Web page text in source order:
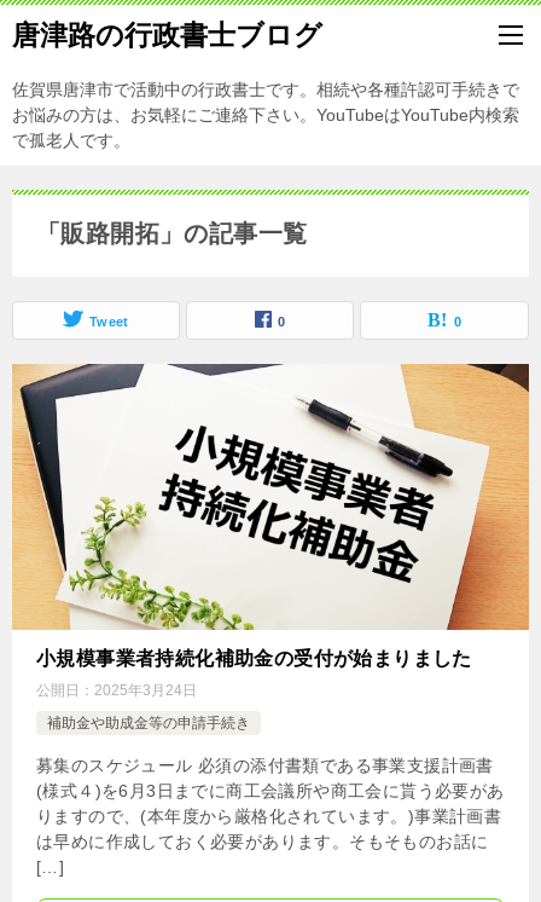
唐津路の行政書士ブログ
佐賀県唐津市で活動中の行政書士です。相続や各種許認可手続きで
お悩みの方は、お気軽にご連絡下さい。YouTubeはYouTube内検索
で孤老人です。
「販路開拓」の記事一覧
Tweet 0 0
小規模事業者持続化補助金の受付が始まりました
公開日： 2025年3月24日
補助金や助成金等の申請手続き
募集のスケジュール 必須の添付書類である事業支援計画書
(様式４)を6月3日までに商工会議所や商工会に貰う必要があ
りますので、(本年度から厳格化されています。)事業計画書
は早めに作成しておく必要があります。そもそものお話に
[…]